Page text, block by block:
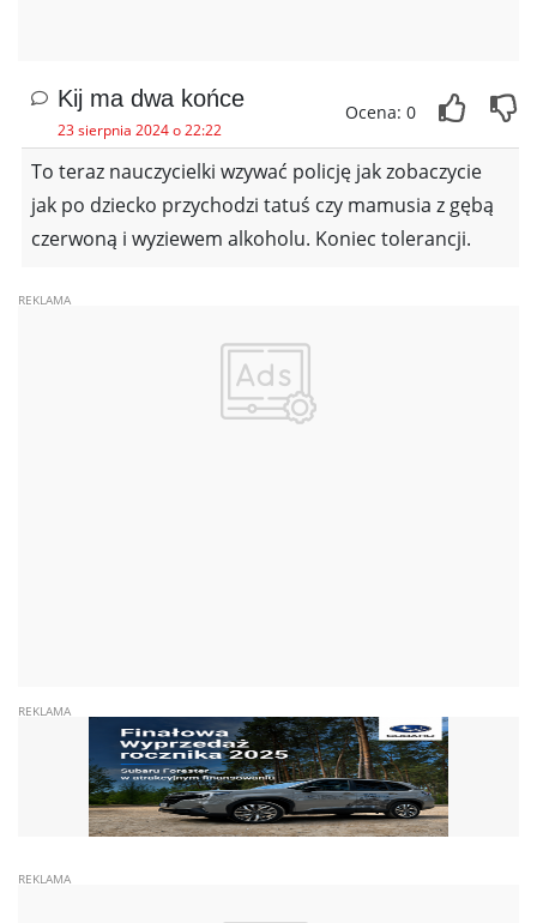
Kij ma dwa końce
23 sierpnia 2024 o 22:22
Ocena: 0
To teraz nauczycielki wzywać policję jak zobaczycie
jak po dziecko przychodzi tatuś czy mamusia z gębą
czerwoną i wyziewem alkoholu. Koniec tolerancji.